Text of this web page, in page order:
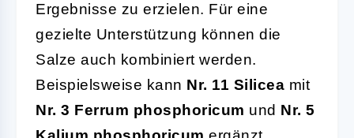
Ergebnisse zu erzielen. Für eine
gezielte Unterstützung können die
Salze auch kombiniert werden.
Beispielsweise kann Nr. 11 Silicea mit
Nr. 3 Ferrum phosphoricum und Nr. 5